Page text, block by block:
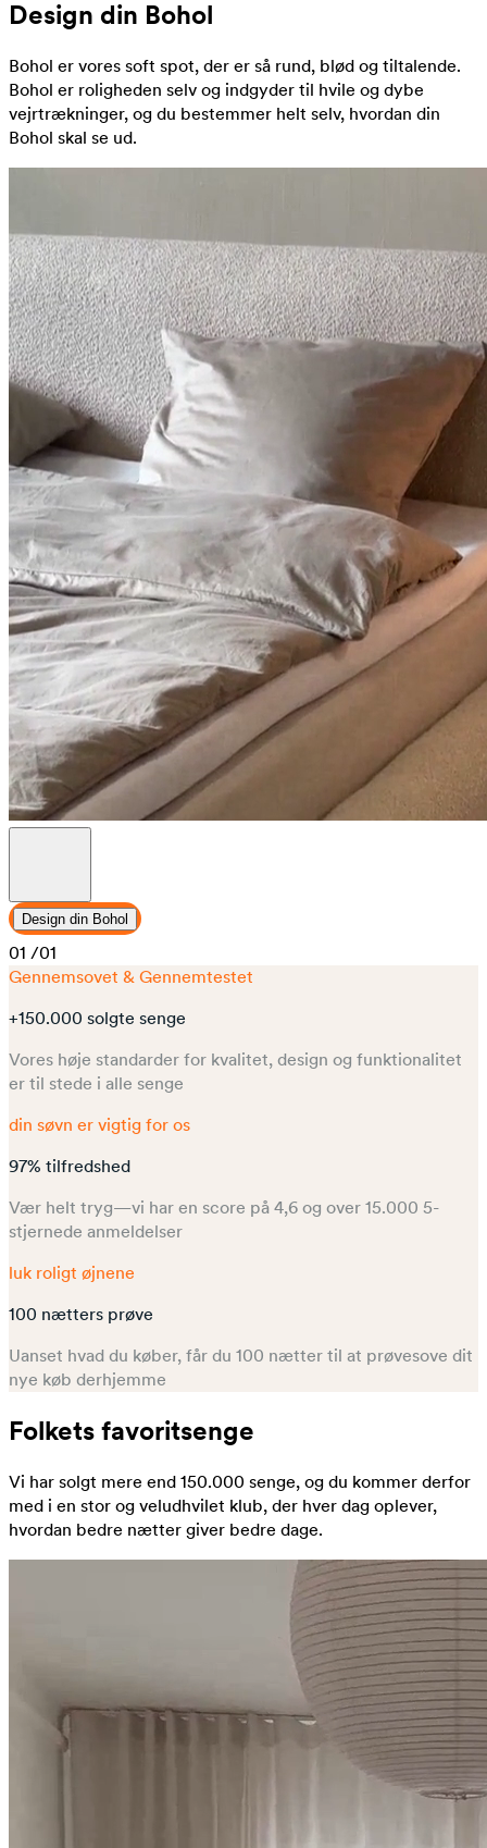
Design din Bohol
Bohol er vores soft spot, der er så rund, blød og tiltalende.
Bohol er roligheden selv og indgyder til hvile og dybe
vejrtrækninger, og du bestemmer helt selv, hvordan din
Bohol skal se ud.
Design din Bohol
01 /01
Gennemsovet & Gennemtestet
+150.000 solgte senge
Vores høje standarder for kvalitet, design og funktionalitet
er til stede i alle senge
din søvn er vigtig for os
97% tilfredshed
Vær helt tryg—vi har en score på 4,6 og over 15.000 5-
stjernede anmeldelser
luk roligt øjnene
100 nætters prøve
Uanset hvad du køber, får du 100 nætter til at prøvesove dit
nye køb derhjemme
Folkets favoritsenge
Vi har solgt mere end 150.000 senge, og du kommer derfor
med i en stor og veludhvilet klub, der hver dag oplever,
hvordan bedre nætter giver bedre dage.